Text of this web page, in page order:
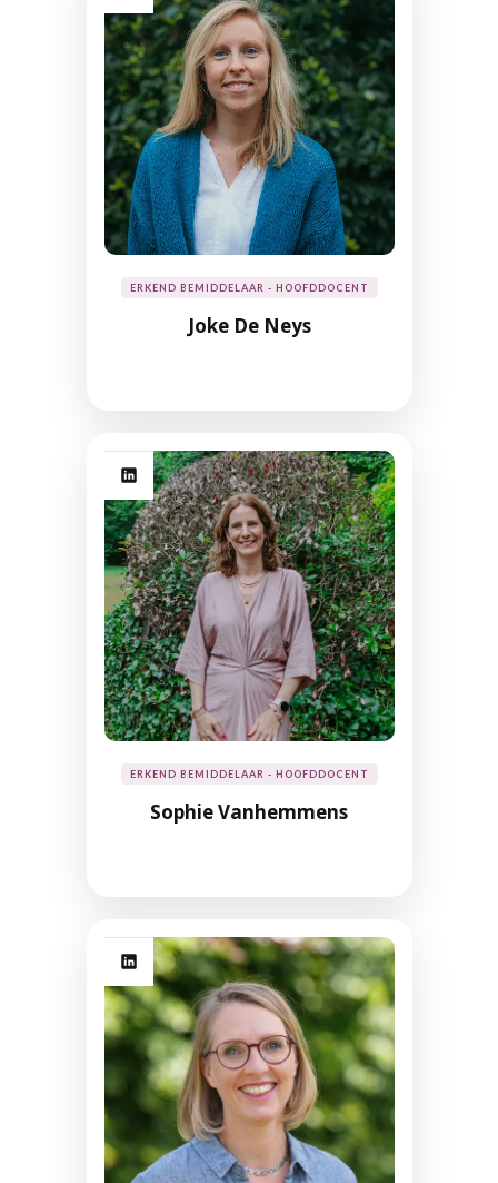
ERKEND BEMIDDELAAR - HOOFDDOCENT
Joke De Neys
ERKEND BEMIDDELAAR - HOOFDDOCENT
Sophie Vanhemmens